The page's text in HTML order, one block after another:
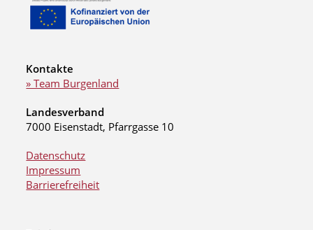
Kontakte
» Team Burgenland
Landesverband
7000 Eisenstadt, Pfarrgasse 10
Datenschutz
Impressum
Barrierefreiheit